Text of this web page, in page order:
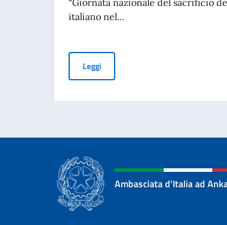
italiano nel...
LeggiMESSAGGIO DEL VICE
Ambasciata d'Italia ad